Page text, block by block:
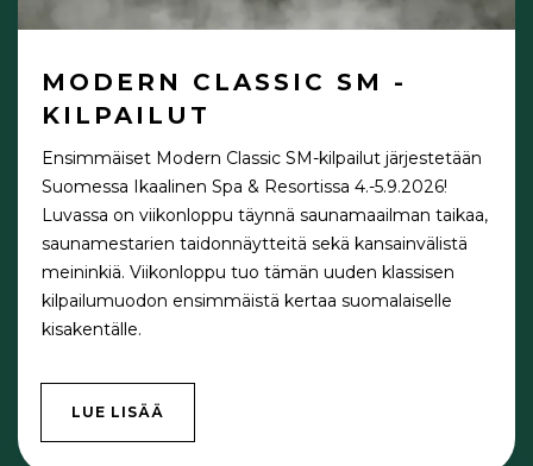
MODERN CLASSIC SM -
KILPAILUT
Ensimmäiset Modern Classic SM-kilpailut järjestetään
Suomessa Ikaalinen Spa & Resortissa 4.-5.9.2026!
Luvassa on viikonloppu täynnä saunamaailman taikaa,
saunamestarien taidonnäytteitä sekä kansainvälistä
meininkiä. Viikonloppu tuo tämän uuden klassisen
kilpailumuodon ensimmäistä kertaa suomalaiselle
kisakentälle.
LUE LISÄÄ